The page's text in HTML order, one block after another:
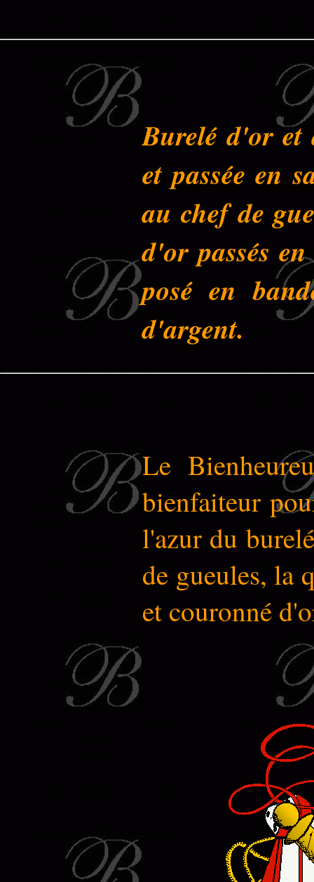
Burelé d'or et
et passée en
au chef de
d'or passés
posé en
d'argent.
Le
bienfaiteur
l'azur du
de gueules, la
et couronné